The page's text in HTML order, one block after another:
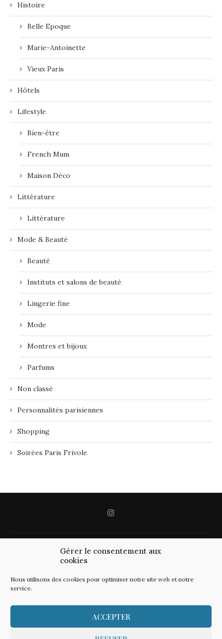
Gérer le consentement aux
cookies
Nous utilisons des cookies pour optimiser notre site web et notre
service.
ACCEPTER
Histoire
Belle Epoque
Marie-Antoinette
Vieux Paris
Hôtels
Lifestyle
Bien-être
French Mum
Maison Déco
Littérature
Littérature
Mode & Beauté
Beauté
Instituts et salons de beauté
Lingerie fine
Mode
Montres et bijoux
Parfums
Non classé
Personnalités parisiennes
Shopping
Soirées Paris Frivole